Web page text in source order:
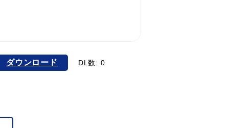
ダウンロード DL数: 0